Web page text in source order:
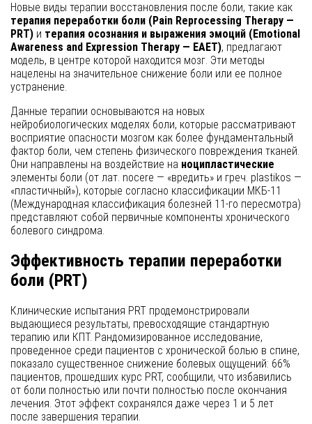
Новые виды терапии восстановления после боли, такие как
терапия переработки боли (Pain Reprocessing Therapy —
PRT) и терапия осознания и выражения эмоций (Emotional
Awareness and Expression Therapy — EAET), предлагают
модель, в центре которой находится мозг. Эти методы
нацелены на значительное снижение боли или ее полное
устранение.
Данные терапии основываются на новых
нейробиологических моделях боли, которые рассматривают
восприятие опасности мозгом как более фундаментальный
фактор боли, чем степень физического повреждения тканей.
Они направлены на воздействие на ноципластические
элементы боли (от лат. nocere — «вредить» и греч. plastikos —
«пластичный»), которые согласно классификации МКБ-11
(Международная классификация болезней 11-го пересмотра)
представляют собой первичные компоненты хронического
болевого синдрома.
Эффективность терапии переработки
боли (PRT)
Клинические испытания PRT продемонстрировали
выдающиеся результаты, превосходящие стандартную
терапию или КПТ. Рандомизированное исследование,
проведенное среди пациентов с хронической болью в спине,
показало существенное снижение болевых ощущений: 66%
пациентов, прошедших курс PRT, сообщили, что избавились
от боли полностью или почти полностью после окончания
лечения. Этот эффект сохранялся даже через 1 и 5 лет
после завершения терапии.